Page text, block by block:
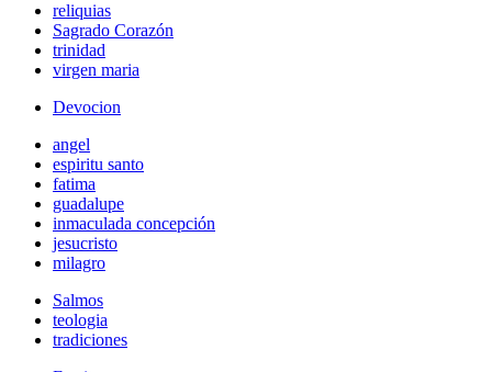
reliquias
Sagrado Corazón
trinidad
virgen maria
Devocion
angel
espiritu santo
fatima
guadalupe
inmaculada concepción
jesucristo
milagro
Salmos
teologia
tradiciones